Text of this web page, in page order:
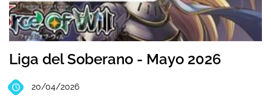
Liga del Soberano - Mayo 2026
20/04/2026